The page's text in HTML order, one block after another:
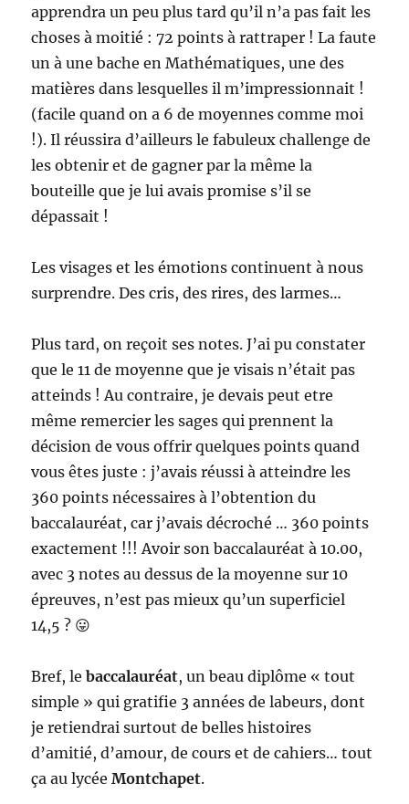
apprendra un peu plus tard qu’il n’a pas fait les
choses à moitié : 72 points à rattraper ! La faute
un à une bache en Mathématiques, une des
matières dans lesquelles il m’impressionnait !
(facile quand on a 6 de moyennes comme moi
!). Il réussira d’ailleurs le fabuleux challenge de
les obtenir et de gagner par la même la
bouteille que je lui avais promise s’il se
dépassait !
Les visages et les émotions continuent à nous
surprendre. Des cris, des rires, des larmes…
Plus tard, on reçoit ses notes. J’ai pu constater
que le 11 de moyenne que je visais n’était pas
atteinds ! Au contraire, je devais peut etre
même remercier les sages qui prennent la
décision de vous offrir quelques points quand
vous êtes juste : j’avais réussi à atteindre les
360 points nécessaires à l’obtention du
baccalauréat, car j’avais décroché … 360 points
exactement !!! Avoir son baccalauréat à 10.00,
avec 3 notes au dessus de la moyenne sur 10
épreuves, n’est pas mieux qu’un superficiel
14,5 ? 😛
Bref, lebaccalauréat, un beau diplôme « tout
simple » qui gratifie 3 années de labeurs, dont
je retiendrai surtout de belles histoires
d’amitié, d’amour, de cours et de cahiers… tout
ça au lycéeMontchapet.